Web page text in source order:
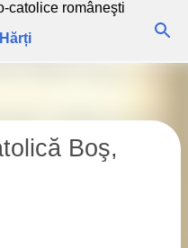
catolice româneşti
Hărți
Boş,